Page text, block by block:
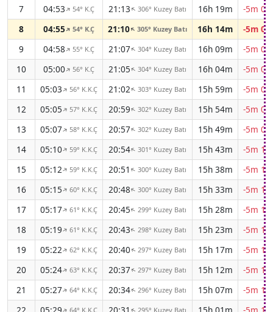
7
04:53↑54° K.Ç 21:13↑306° Kuzey Batı 16h 19m
-5m
8
04:55↑54° K.Ç 21:10↑305° Kuzey Batı 16h 14m
-5m
9
04:58↑55° K.Ç 21:07↑304° Kuzey Batı 16h 09m
-5m
10
05:00↑56° K.Ç 21:05↑304° Kuzey Batı 16h 04m
-5m
11
05:03↑56° K.K.Ç 21:02↑303° Kuzey Batı 15h 59m
-5m
12
05:05↑57° K.K.Ç 20:59↑302° Kuzey Batı 15h 54m
-5m
13
05:07↑58° K.K.Ç 20:57↑302° Kuzey Batı 15h 49m
-5m
14
05:10↑59° K.K.Ç 20:54↑301° Kuzey Batı 15h 43m
-5m
15
05:12↑59° K.K.Ç 20:51↑300° Kuzey Batı 15h 38m
-5m
16
05:15↑60° K.K.Ç 20:48↑300° Kuzey Batı 15h 33m
-5m
17
05:17↑61° K.K.Ç 20:45↑299° Kuzey Batı 15h 28m
-5m
18
05:19↑61° K.K.Ç 20:43↑298° Kuzey Batı 15h 23m
-5m
19
05:22↑62° K.K.Ç 20:40↑297° Kuzey Batı 15h 17m
-5m
20
05:24↑63° K.K.Ç 20:37↑297° Kuzey Batı 15h 12m
-5m
21
05:27↑64° K.K.Ç 20:34↑296° Kuzey Batı 15h 07m
-5m
↑64° K.K.Ç ↑295° Kuzey Batı